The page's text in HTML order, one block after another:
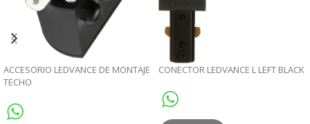
ACCESORIO LEDVANCE DE MONTAJE
TECHO
CONECTOR LEDVANCE L LEFT BLACK